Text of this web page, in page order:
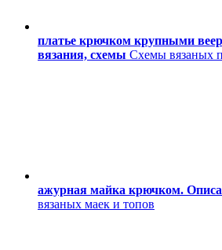
платье крючком крупными
вязания, схемы Схемы вязаных
ажурная майка крючком.
вязаных маек и топов